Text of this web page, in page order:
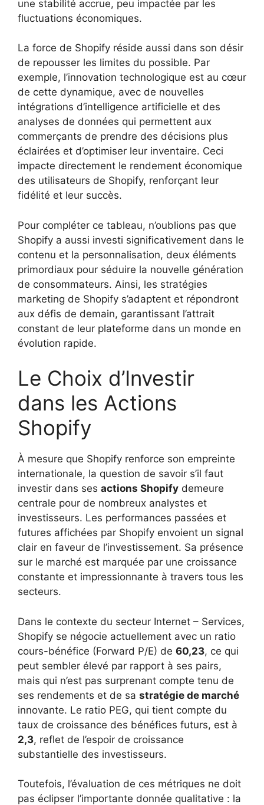
une stabilité accrue, peu impactée par les
fluctuations économiques.
La force de Shopify réside aussi dans son désir
de repousser les limites du possible. Par
exemple, l’innovation technologique est au cœur
de cette dynamique, avec de nouvelles
intégrations d’intelligence artificielle et des
analyses de données qui permettent aux
commerçants de prendre des décisions plus
éclairées et d’optimiser leur inventaire. Ceci
impacte directement le rendement économique
des utilisateurs de Shopify, renforçant leur
fidélité et leur succès.
Pour compléter ce tableau, n’oublions pas que
Shopify a aussi investi significativement dans le
contenu et la personnalisation, deux éléments
primordiaux pour séduire la nouvelle génération
de consommateurs. Ainsi, les stratégies
marketing de Shopify s’adaptent et répondront
aux défis de demain, garantissant l’attrait
constant de leur plateforme dans un monde en
évolution rapide.
Le Choix d’Investir
dans les Actions
Shopify
À mesure que Shopify renforce son empreinte
internationale, la question de savoir s’il faut
investir dans ses actions Shopify demeure
centrale pour de nombreux analystes et
investisseurs. Les performances passées et
futures affichées par Shopify envoient un signal
clair en faveur de l’investissement. Sa présence
sur le marché est marquée par une croissance
constante et impressionnante à travers tous les
secteurs.
Dans le contexte du secteur Internet – Services,
Shopify se négocie actuellement avec un ratio
cours-bénéfice (Forward P/E) de 60,23, ce qui
peut sembler élevé par rapport à ses pairs,
mais qui n’est pas surprenant compte tenu de
ses rendements et de sa stratégie de marché
innovante. Le ratio PEG, qui tient compte du
taux de croissance des bénéfices futurs, est à
2,3, reflet de l’espoir de croissance
substantielle des investisseurs.
Toutefois, l’évaluation de ces métriques ne doit
pas éclipser l’importante donnée qualitative : la